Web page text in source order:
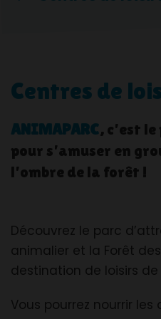
Centres de
ANIMAPARC, c’est
pour s’amuser en
l’ombre de la forêt !
Découvrez le parc
animalier et la Forêt
destination de loisirs de
Vous pourrez nourrir